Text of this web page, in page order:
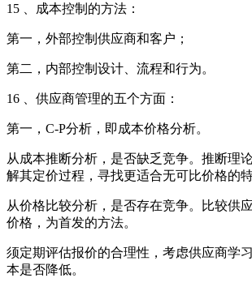
15 、成本控制的方法：
第一，外部控制供应商和客户；
第二，内部控制设计、流程和行为。
16 、供应商管理的五个方面：
第一，C-P分析，即成本价格分析。
从成本推断分析，是否缺乏竞争。推断理
解其定价过程，寻找更适合无可比价格的特
从价格比较分析，是否存在竞争。比较供
价格，为首发的方法。
须定期评估报价的合理性，考虑供应商学
本是否降低。